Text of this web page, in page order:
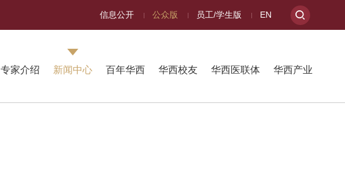
信息公开 公众版 员工/学生版 EN
专家介绍 新闻中心 百年华西 华西校友 华西医联体 华西产业